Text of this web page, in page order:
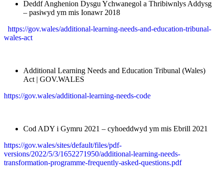
Deddf Anghenion Dysgu Ychwanegol a Thribiwnlys Addysg
– pasiwyd ym mis Ionawr 2018
https://gov.wales/additional-learning-needs-and-education-tribunal-
wales-act
Additional Learning Needs and Education Tribunal (Wales)
Act | GOV.WALES
https://gov.wales/additional-learning-needs-code
Cod ADY i Gymru 2021 – cyhoeddwyd ym mis Ebrill 2021
https://gov.wales/sites/default/files/pdf-
versions/2022/5/3/1652271950/additional-learning-needs-
transformation-programme-frequently-asked-questions.pdf